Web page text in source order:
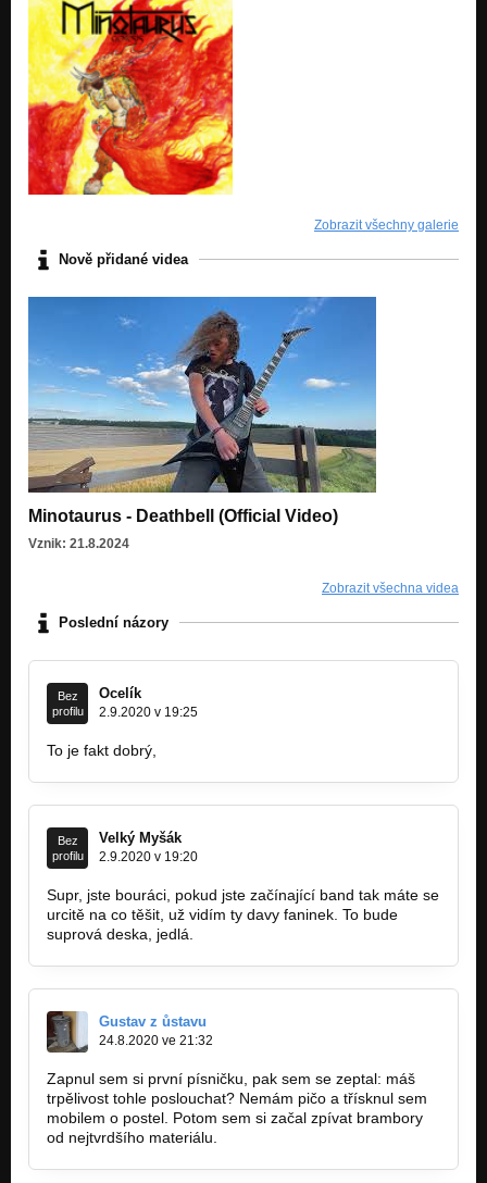
Zobrazit všechny galerie
Nově přidané videa
Minotaurus - Deathbell (Official Video)
Vznik: 21.8.2024
Zobrazit všechna videa
Poslední názory
Bez
profilu
Ocelík
2.9.2020 v 19:25
To je fakt dobrý,
Bez
profilu
Velký Myšák
2.9.2020 v 19:20
Supr, jste bouráci, pokud jste začínající band tak máte se
urcitě na co těšit, už vidím ty davy faninek. To bude
suprová deska, jedlá.
Gustav z ůstavu
24.8.2020 ve 21:32
Zapnul sem si první písničku, pak sem se zeptal: máš
trpělivost tohle poslouchat? Nemám pičo a třísknul sem
mobilem o postel. Potom sem si začal zpívat brambory
od nejtvrdšího materiálu.